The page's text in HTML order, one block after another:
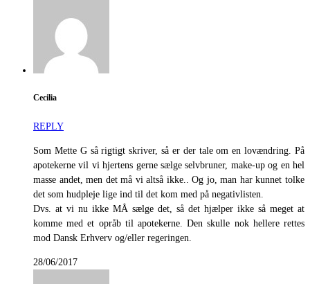
Cecilia
REPLY
Som Mette G så rigtigt skriver, så er der tale om en lovændring. På
apotekerne vil vi hjertens gerne sælge selvbruner, make-up og en hel
masse andet, men det må vi altså ikke.. Og jo, man har kunnet tolke
det som hudpleje lige ind til det kom med på negativlisten.
Dvs. at vi nu ikke MÅ sælge det, så det hjælper ikke så meget at
komme med et opråb til apotekerne. Den skulle nok hellere rettes
mod Dansk Erhverv og/eller regeringen.
28/06/2017